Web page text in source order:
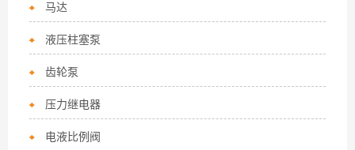
马达
液压柱塞泵
齿轮泵
压力继电器
电液比例阀